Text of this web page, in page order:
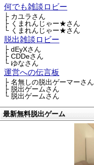
何でも雑談ロビー
├ カユラさん
├ くまれんじゃー★さん
└ くまれんじゃー★さん
脱出雑談ロビー
├ dEyXさん
├ CDDeさん
└ ゆなさん
運営への伝言板
├ 名無しの脱出ゲーマーさん
├ 脱出ゲームさん
└ 脱出ゲームさん
最新無料脱出ゲーム